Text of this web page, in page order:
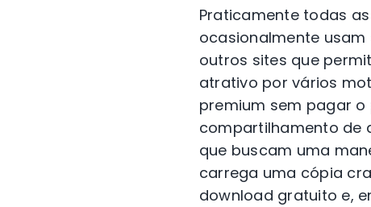
Praticamente todas
ocasionalmente
outros sites que
atrativo por vários
premium sem pagar o
compartilhamento de
que buscam uma
carrega uma cópia
download gratuito e,